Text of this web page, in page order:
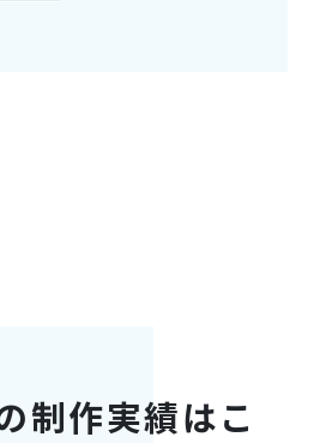
制作実績はこ